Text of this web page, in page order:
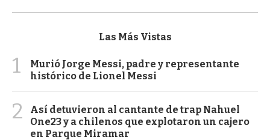
Las Más Vistas
1
Murió Jorge Messi, padre y representante
histórico de Lionel Messi
2
Así detuvieron al cantante de trap Nahuel
One23 y a chilenos que explotaron un cajero
en Parque Miramar